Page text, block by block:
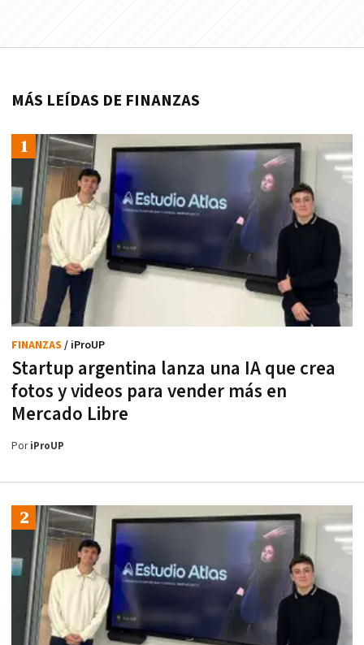
MÁS LEÍDAS DE FINANZAS
Startup argentina lanza una IA que crea
fotos y videos para vender más en
Mercado Libre
FINANZAS / iProUP
PoriProUP